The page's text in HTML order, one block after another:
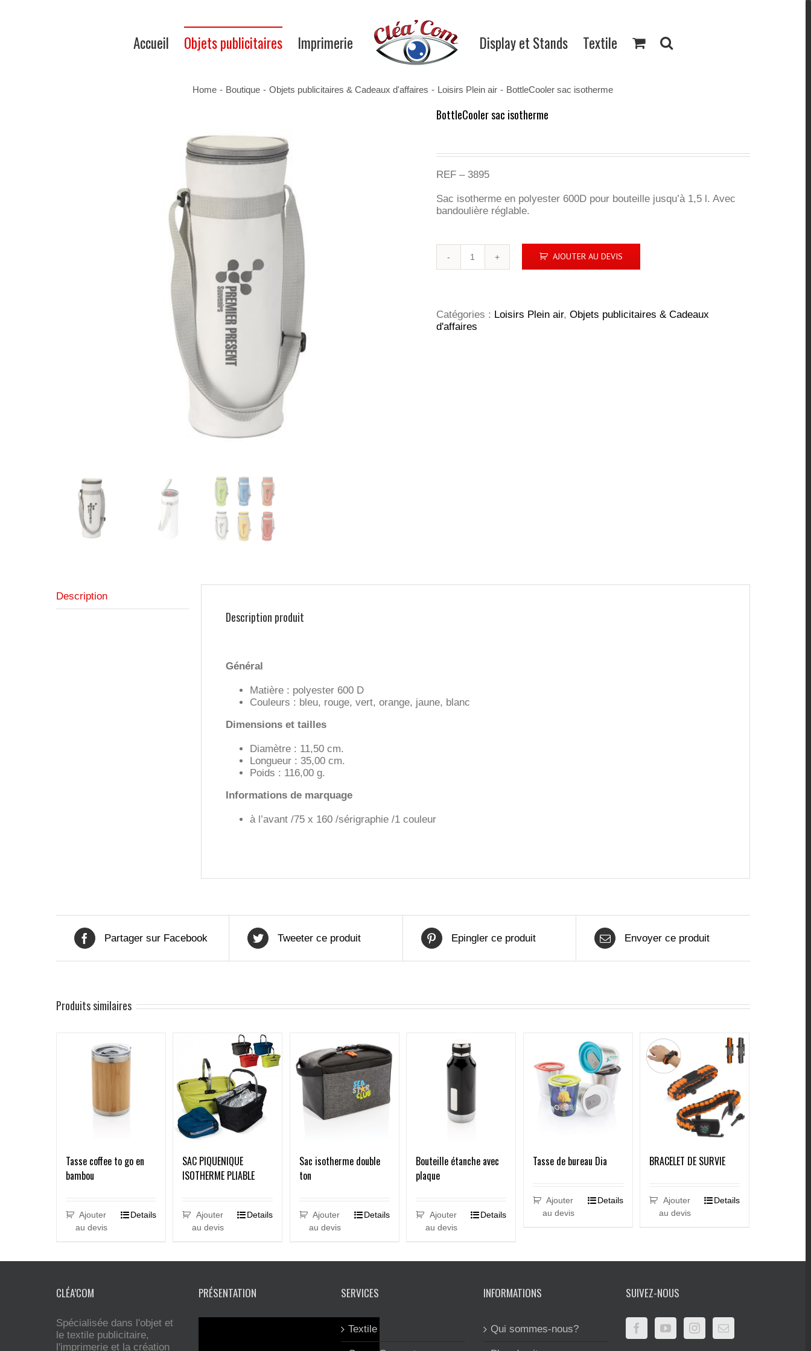
Accueil Objets publicitaires Imprimerie Display et Stands Textile
Home - Boutique - Objets publicitaires & Cadeaux d'affaires - Loisirs Plein air - BottleCooler sac isotherme
BottleCooler sac isotherme
REF – 3895
Sac isotherme en polyester 600D pour bouteille jusqu’à 1,5 l. Avec
bandoulière réglable.
de
AJOUTER AU DEVIS
Catégories : Loisirs Plein air, Objets publicitaires & Cadeaux
d'affaires
Description
Description produit
Général
Matière : polyester 600 D
Couleurs : bleu, rouge, vert, orange, jaune, blanc
Dimensions et tailles
Diamètre : 11,50 cm.
Longueur : 35,00 cm.
Poids : 116,00 g.
Informations de marquage
à l’avant /75 x 160 /sérigraphie /1 couleur
Partager sur Facebook Tweeter ce produit Epingler ce produit Envoyer ce produit
Produits similaires
Tasse coffee to go en
bambou
Ajouter
au devis
Details
SAC PIQUENIQUE
ISOTHERME PLIABLE
Ajouter
au devis
Details
Sac isotherme double
ton
Ajouter
au devis
Details
Bouteille étanche avec
plaque
Ajouter
au devis
Details
Tasse de bureau Dia
Ajouter
au devis
Details
BRACELET DE SURVIE
Ajouter
au devis
Details
CLÉA’COM
Spécialisée dans l'objet et
le textile publicitaire,
l'imprimerie et la création
PRÉSENTATION SERVICES
Textile
INFORMATIONS
Qui sommes-nous?
SUIVEZ-NOUS